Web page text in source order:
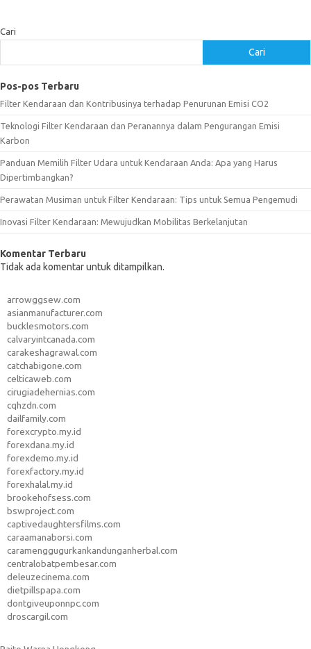
Cari
Cari
Pos-pos Terbaru
Filter Kendaraan dan Kontribusinya terhadap Penurunan Emisi CO2
Teknologi Filter Kendaraan dan Peranannya dalam Pengurangan Emisi
Karbon
Panduan Memilih Filter Udara untuk Kendaraan Anda: Apa yang Harus
Dipertimbangkan?
Perawatan Musiman untuk Filter Kendaraan: Tips untuk Semua Pengemudi
Inovasi Filter Kendaraan: Mewujudkan Mobilitas Berkelanjutan
Komentar Terbaru
Tidak ada komentar untuk ditampilkan.
arrowggsew.com
asianmanufacturer.com
bucklesmotors.com
calvaryintcanada.com
carakeshagrawal.com
catchabigone.com
celticaweb.com
cirugiadehernias.com
cqhzdn.com
dailfamily.com
forexcrypto.my.id
forexdana.my.id
forexdemo.my.id
forexfactory.my.id
forexhalal.my.id
brookehofsess.com
bswproject.com
captivedaughtersfilms.com
caraamanaborsi.com
caramenggugurkankandunganherbal.com
centralobatpembesar.com
deleuzecinema.com
dietpillspapa.com
dontgiveuponnpc.com
droscargil.com